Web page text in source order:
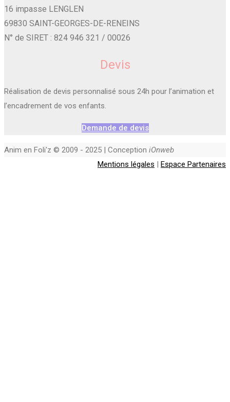
16 impasse LENGLEN
69830 SAINT-GEORGES-DE-RENEINS
N° de SIRET : 824 946 321 / 00026
Devis
Réalisation de devis personnalisé sous 24h pour l’animation et
l’encadrement de vos enfants.
Demande de devis
Anim en Foli'z © 2009 - 2025 | Conception iOnweb
Mentions légales | Espace Partenaires